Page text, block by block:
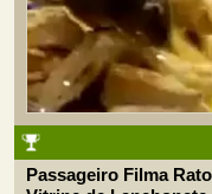
Passageiro Filma